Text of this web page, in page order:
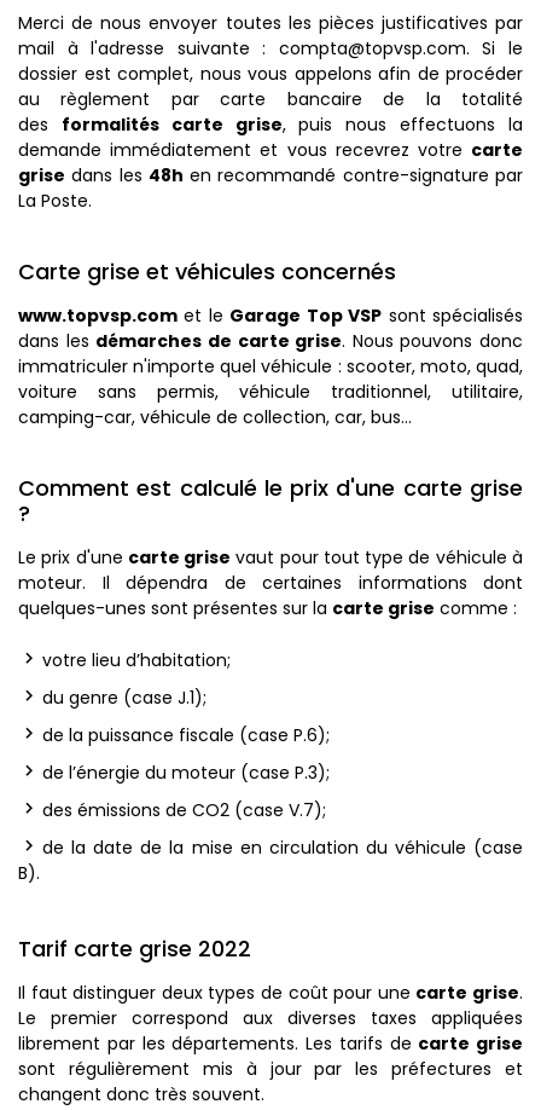
Merci de nous envoyer toutes les pièces justificatives par
mail à l'adresse suivante : compta@topvsp.com. Si le
dossier est complet, nous vous appelons afin de procéder
au règlement par carte bancaire de la totalité
des formalités carte grise, puis nous effectuons la
demande immédiatement et vous recevrez votre carte
grise dans les 48h en recommandé contre-signature par
La Poste.
Carte grise et véhicules concernés
www.topvsp.com et le Garage Top VSP sont spécialisés
dans les démarches de carte grise. Nous pouvons donc
immatriculer n'importe quel véhicule : scooter, moto, quad,
voiture sans permis, véhicule traditionnel, utilitaire,
camping-car, véhicule de collection, car, bus…
Comment est calculé le prix d'une carte grise
?
Le prix d'une carte grise vaut pour tout type de véhicule à
moteur. Il dépendra de certaines informations dont
quelques-unes sont présentes sur la carte grise comme :
votre lieu d’habitation;
du genre (case J.1);
de la puissance fiscale (case P.6);
de l’énergie du moteur (case P.3);
des émissions de CO2 (case V.7);
de la date de la mise en circulation du véhicule (case
B).
Tarif carte grise 2022
Il faut distinguer deux types de coût pour une carte grise.
Le premier correspond aux diverses taxes appliquées
librement par les départements. Les tarifs de carte grise
sont régulièrement mis à jour par les préfectures et
changent donc très souvent.